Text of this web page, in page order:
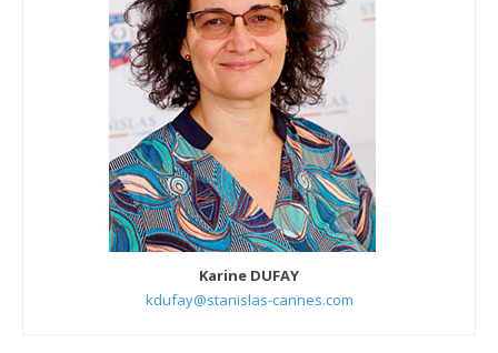
Karine DUFAY
kdufay@stanislas-cannes.com